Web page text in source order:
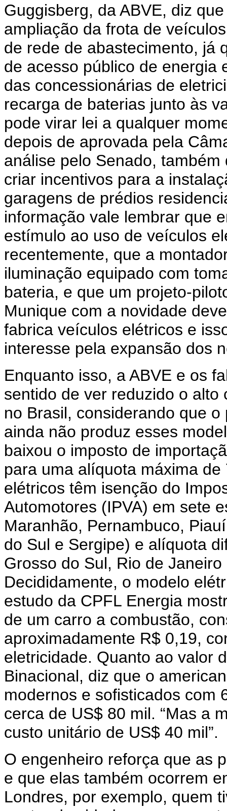
Guggisberg, da ABVE, diz
ampliação da frota de
de rede de abastecimento, já
de acesso público de energia
das concessionárias de
recarga de baterias junto às
pode virar lei a qualquer
depois de aprovada pela
análise pelo Senado,
criar incentivos para a
garagens de prédios
informação vale lembrar que
estímulo ao uso de veículos
recentemente, que a
iluminação equipado com
bateria, e que um projeto-
Munique com a novidade
fabrica veículos elétricos e
interesse pela expansão dos
Enquanto isso, a ABVE e os
sentido de ver reduzido o
no Brasil, considerando que
ainda não produz esses
baixou o imposto de
para uma alíquota máxima
elétricos têm isenção do
Automotores (IPVA) em sete
Maranhão, Pernambuco,
do Sul e Sergipe) e alíquota
Grosso do Sul, Rio de
Decididamente, o modelo
estudo da CPFL Energia
de um carro a combustão,
aproximadamente R$ 0,19,
eletricidade. Quanto ao valor
Binacional, diz que o
modernos e sofisticados com
cerca de US$ 80 mil. “Mas a
custo unitário de US$ 40 mil”.
O engenheiro reforça que as
e que elas também ocorrem
Londres, por exemplo, quem